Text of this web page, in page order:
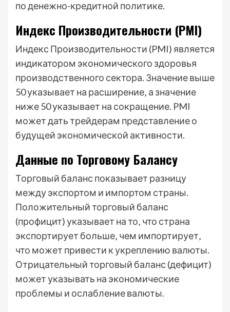
по денежно-кредитной политике.
Индекс Производительности (PMI)
Индекс Производительности (PMI) является
индикатором экономического здоровья
производственного сектора. Значение выше
50 указывает на расширение‚ а значение
ниже 50 указывает на сокращение. PMI
может дать трейдерам представление о
будущей экономической активности.
Данные по Торговому Балансу
Торговый баланс показывает разницу
между экспортом и импортом страны.
Положительный торговый баланс
(профицит) указывает на то‚ что страна
экспортирует больше‚ чем импортирует‚
что может привести к укреплению валюты.
Отрицательный торговый баланс (дефицит)
может указывать на экономические
проблемы и ослабление валюты.